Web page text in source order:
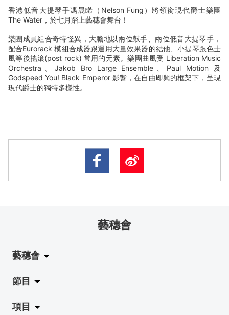
香港低音大提琴手馮晟睎（Nelson Fung）將領銜現代爵士樂團
The Water，於七月踏上藝穗會舞台！
樂團成員組合奇特怪異，大膽地以兩位鼓手、兩位低音大提琴手，
配合Eurorack 模組合成器跟運用大量效果器的結他、小提琴跟色士
風等後搖滾(post rock) 常用的元素。樂團曲風受 Liberation Music
Orchestra、Jakob Bro Large Ensemble、Paul Motion 及
Godspeed You! Black Emperor 影響，在自由即興的框架下，呈現
現代爵士的獨特多樣性。
藝穗會
藝穗會
關於藝穗會
藝穗會的演化
節目
拉闊
項目